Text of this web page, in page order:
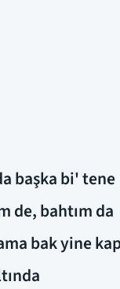
başka bi' tene
de, bahtım da
bak yine